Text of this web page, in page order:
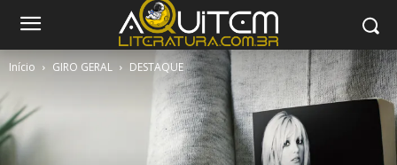
Início GIRO GERAL DESTAQUE